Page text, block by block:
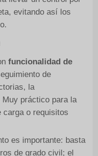
evitando así los
funcionalidad de
de
la
práctico para la
o requisitos
es importante: basta
de grado civil; el